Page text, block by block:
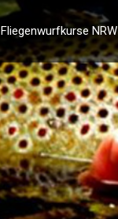
Fliegenwurfkurse NRW